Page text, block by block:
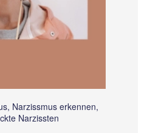
Narzissmus erkennen,
Narzissten